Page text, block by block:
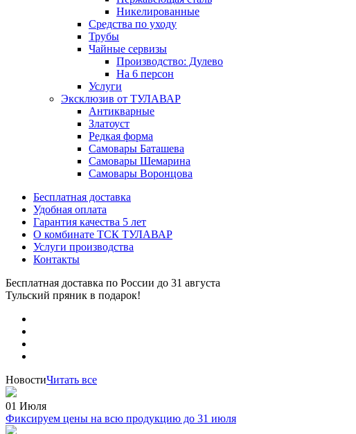
Никелированные
Средства по уходу
Трубы
Чайные сервизы
Производство: Дулево
На 6 персон
Услуги
Эксклюзив от ТУЛАВАР
Антикварные
Златоуст
Редкая форма
Самовары Баташева
Самовары Шемарина
Самовары Воронцова
Бесплатная доставка
Удобная оплата
Гарантия качества 5 лет
О комбинате ТСК ТУЛАВАР
Услуги производства
Контакты
Бесплатная доставка по России до 31 августа
Тульский пряник в подарок!
НовостиЧитать все
01 Июля
Фиксируем цены на всю продукцию до 31 июля